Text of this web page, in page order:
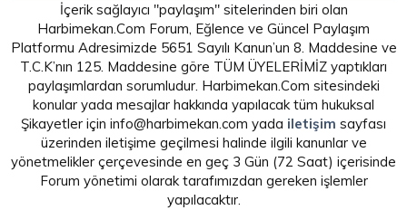
İçerik sağlayıcı "paylaşım" sitelerinden biri olan
Harbimekan.Com Forum, Eğlence ve Güncel Paylaşım
Platformu Adresimizde 5651 Sayılı Kanun’un 8. Maddesine ve
T.C.K’nın 125. Maddesine göre TÜM ÜYELERİMİZ yaptıkları
paylaşımlardan sorumludur. Harbimekan.Com sitesindeki
konular yada mesajlar hakkında yapılacak tüm hukuksal
Şikayetler için info@harbimekan.com yada iletişim sayfası
üzerinden iletişime geçilmesi halinde ilgili kanunlar ve
yönetmelikler çerçevesinde en geç 3 Gün (72 Saat) içerisinde
Forum yönetimi olarak tarafımızdan gereken işlemler
yapılacaktır.